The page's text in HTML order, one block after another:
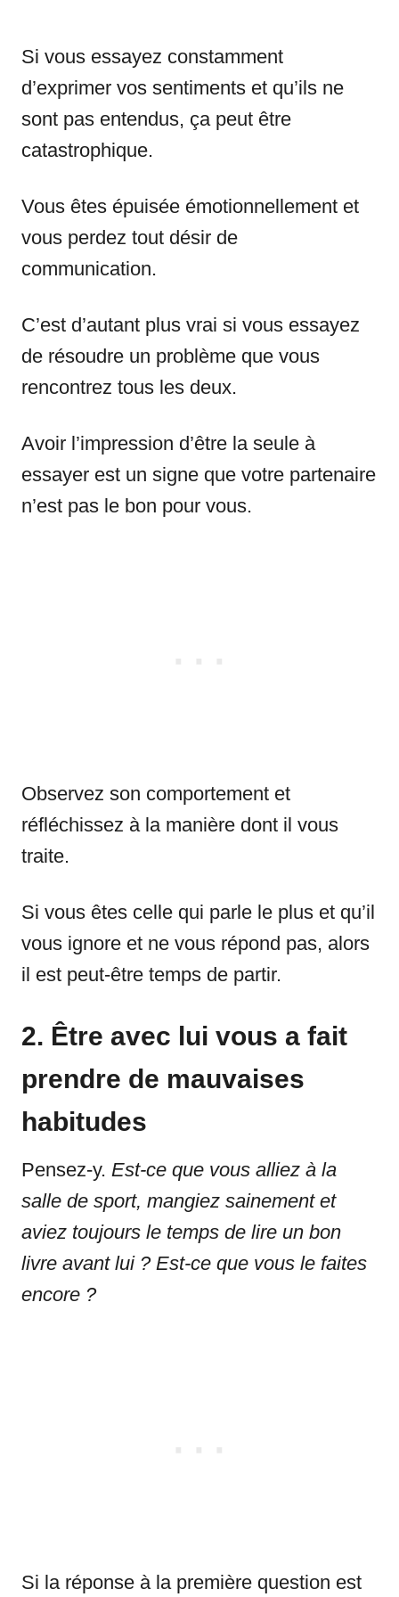
Si vous essayez constamment
d’exprimer vos sentiments et qu’ils ne
sont pas entendus, ça peut être
catastrophique.
Vous êtes épuisée émotionnellement et
vous perdez tout désir de
communication.
C’est d’autant plus vrai si vous essayez
de résoudre un problème que vous
rencontrez tous les deux.
Avoir l’impression d’être la seule à
essayer est un signe que votre partenaire
n’est pas le bon pour vous.
Observez son comportement et
réfléchissez à la manière dont il vous
traite.
Si vous êtes celle qui parle le plus et qu’il
vous ignore et ne vous répond pas, alors
il est peut-être temps de partir.
2. Être avec lui vous a fait
prendre de mauvaises
habitudes
Pensez-y. Est-ce que vous alliez à la
salle de sport, mangiez sainement et
aviez toujours le temps de lire un bon
livre avant lui ? Est-ce que vous le faites
encore ?
Si la réponse à la première question est